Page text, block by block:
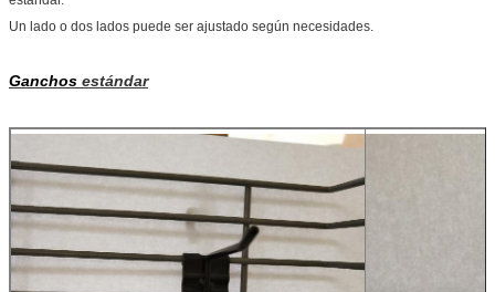
Un lado o dos lados puede ser ajustado según necesidades.
Ganchos estándar